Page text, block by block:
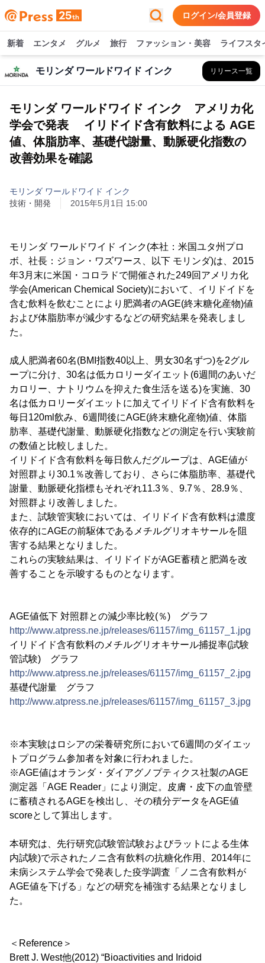
ログイン/会員登録
新着 エンタメ グルメ 旅行 ファッション・美容 ライフスタ
モリンダ ワールドワイド インク リリース一覧
モリンダ ワールドワイド インク アメリカ化
学会で発表 イリドイド含有飲料による AGE
値、体脂肪率、基礎代謝量、動脈硬化指数の
改善効果を確認
モリンダ ワールドワイド インク
技術・開発
2015年5月1日 15:00
モリンダ ワールドワイド インク(本社：米国ユタ州プロ
ボ、社長：ジョン・ワズワース、以下 モリンダ)は、2015
年3月末に米国・コロラドで開催された249回アメリカ化
学会(American Chemical Society)において、イリドイドを
含む飲料を飲むことにより肥満者のAGE(終末糖化産物)値
および体脂肪率が減少するなどの研究結果を発表しまし
た。
成人肥満者60名(BMI指数40以上、男女30名ずつ)を2グル
ープに分け、30名は低カロリーダイエット(6週間のあいだ
カロリー、ナトリウムを抑えた食生活を送る)を実施、30
名は低カロリーダイエットに加えてイリドイド含有飲料を
毎日120ml飲み、6週間後にAGE(終末糖化産物)値、体脂
肪率、基礎代謝量、動脈硬化指数などの測定を行い実験前
の数値と比較しました。
イリドイド含有飲料を毎日飲んだグループは、AGE値が
対照群より30.1％改善しており、さらに体脂肪率、基礎代
謝量、動脈硬化指標もそれぞれ11.3％、9.7％、28.9％、
対照群より改善しました。
また、試験管実験においては、イリドイド含有飲料は濃度
依存的にAGEの前駆体であるメチルグリオキサールを阻
害する結果となりました。
これらの実験結果は、イリドイドがAGE蓄積と肥満を改
善することを示唆するものとなります。
AGE値低下 対照群との減少率比較(％) グラフ
http://www.atpress.ne.jp/releases/61157/img_61157_1.jpg
イリドイド含有飲料のメチルグリオキサール捕捉率(試験
管試験) グラフ
http://www.atpress.ne.jp/releases/61157/img_61157_2.jpg
基礎代謝量 グラフ
http://www.atpress.ne.jp/releases/61157/img_61157_3.jpg
※本実験はロシアの栄養研究所において6週間のダイエッ
トプログラム参加者を対象に行われました。
※AGE値はオランダ・ダイアグノプティクス社製のAGE
測定器「AGE Reader」により測定。皮膚・皮下の血管壁
に蓄積されるAGEを検出し、その積分データをAGE値
scoreとして算出します。
本研究は、先行研究(試験管試験およびラットによる生体
内試験)で示されたノニ含有飲料の抗糖化作用、2014年に
未病システム学会で発表した疫学調査「ノニ含有飲料が
AGE値を下げる」などの研究を補強する結果となりまし
た。
＜Reference＞
Brett J. West他(2012) “Bioactivities and Iridoid